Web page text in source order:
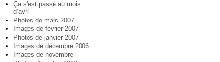
Ça s’est passé au mois
d’avril
Photos de mars 2007
Images de février 2007
Photos de janvier 2007
Images de décembre 2006
Images de novembre